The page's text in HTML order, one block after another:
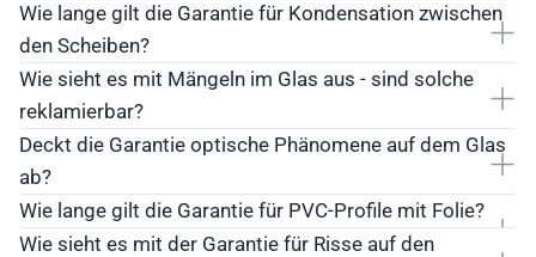
Wie lange gilt die Garantie für Kondensation zwischen
den Scheiben?
Wie sieht es mit Mängeln im Glas aus - sind solche
reklamierbar?
Deckt die Garantie optische Phänomene auf dem Glas
ab?
Wie lange gilt die Garantie für PVC-Profile mit Folie?
Wie sieht es mit der Garantie für Risse auf den